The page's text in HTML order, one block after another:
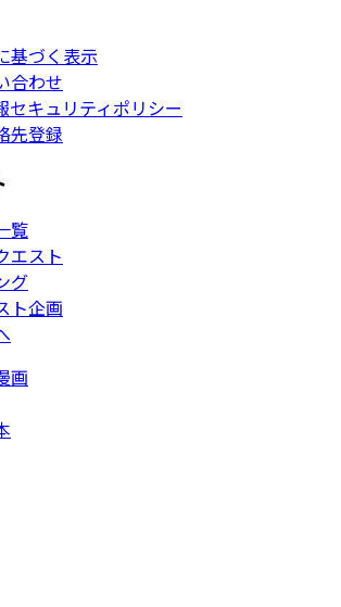
基づく表示
合わせ
セキュリティポリシー
先登録
覧
エスト
グ
ト企画
画